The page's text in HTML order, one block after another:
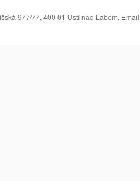
977/77, 400 01 Ústí nad Labem,